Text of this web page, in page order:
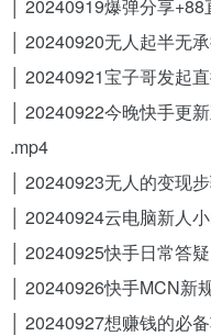
│ 20240919爆弹分享
│ 20240920无人起半无
│ 20240921宝子哥发起
│ 20240922今晚快手更
.mp4
│ 20240923无人的变现
│ 20240924云电脑新人
│ 20240925快手日常答
│ 20240926快手MCN新
│ 20240927想赚钱的必